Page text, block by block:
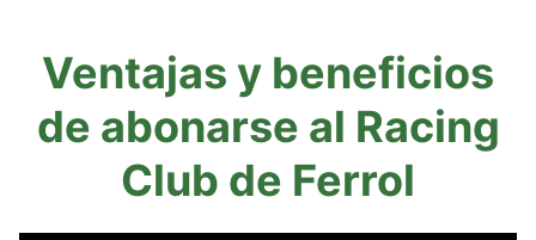
Ventajas y beneficios
de abonarse al Racing
Club de Ferrol